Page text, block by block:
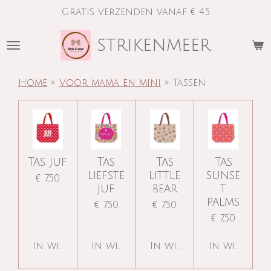
naar
strikenmeer
Gratis verzenden vanaf € 45
Home » Voor mama en mini » Tassen
Tas juf
€ 7,50
In winkelwagen
Tas
liefste
juf
€ 7,50
In winkelwagen
Tas
little
bear
€ 7,50
In winkelwagen
Tas
sunse
t
palms
€ 7,50
In